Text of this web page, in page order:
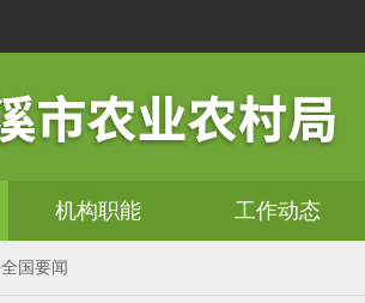
机构职能 工作动态
全国要闻